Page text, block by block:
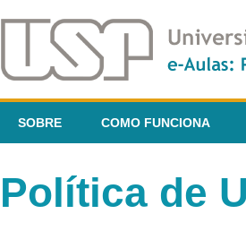
SOBRE COMO FUNCIONA
Política de